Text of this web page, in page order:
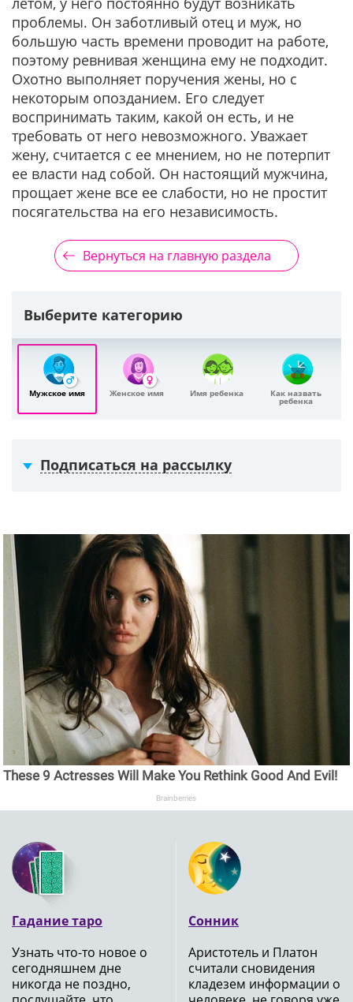
проблемы. Он заботливый отец и муж, но
большую часть времени проводит на работе,
поэтому ревнивая женщина ему не подходит.
Охотно выполняет поручения жены, но с
некоторым опозданием. Его следует
воспринимать таким, какой он есть, и не
требовать от него невозможного. Уважает
жену, считается с ее мнением, но не потерпит
ее власти над собой. Он настоящий мужчина,
прощает жене все ее слабости, но не простит
посягательства на его независимость.
Вернуться на главную раздела
Выберите категорию
Мужское имя Женское имя Имя ребенка Как назвать
ребенка
Подписаться на рассылку
These 9 Actresses Will Make You Rethink Good And Evil!
Brainberries
Гадание таро
Узнать что-то новое о
сегодняшнем дне
никогда не поздно,
Сонник
Аристотель и Платон
считали сновидения
кладезем информации о